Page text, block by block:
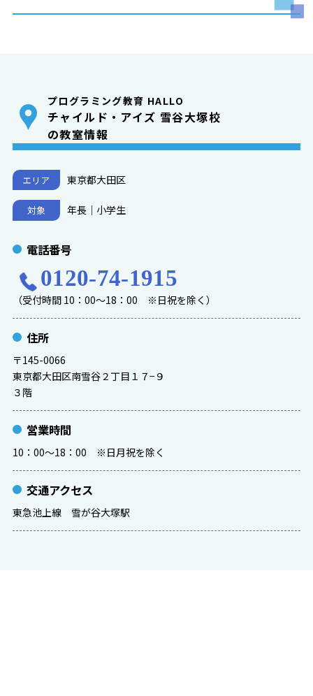
プログラミング教育 HALLO
チャイルド・アイズ 雪谷大塚校
の教室情報
エリア 東京都大田区
対象 年長｜小学生
電話番号
0120-74-1915
（受付時間 10：00～18：00 ※日祝を除く）
住所
〒145-0066
東京都大田区南雪谷２丁目１７−９
３階
営業時間
10：00～18：00 ※日月祝を除く
交通アクセス
東急池上線 雪が谷大塚駅